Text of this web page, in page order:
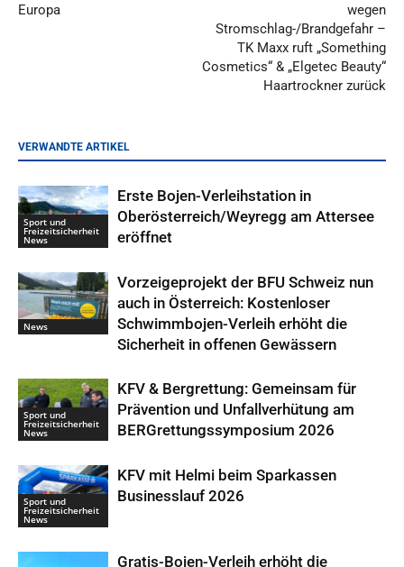
Europa
wegen
Stromschlag-/Brandgefahr –
TK Maxx ruft „Something
Cosmetics“ & „Elgetec Beauty“
Haartrockner zurück
VERWANDTE ARTIKEL
Sport und
Freizeitsicherheit
News
Erste Bojen-Verleihstation in
Oberösterreich/Weyregg am Attersee
eröffnet
News
Vorzeigeprojekt der BFU Schweiz nun
auch in Österreich: Kostenloser
Schwimmbojen-Verleih erhöht die
Sicherheit in offenen Gewässern
Sport und
Freizeitsicherheit
News
KFV & Bergrettung: Gemeinsam für
Prävention und Unfallverhütung am
BERGrettungssymposium 2026
Sport und
Freizeitsicherheit
News
KFV mit Helmi beim Sparkassen
Businesslauf 2026
Gratis-Bojen-Verleih erhöht die